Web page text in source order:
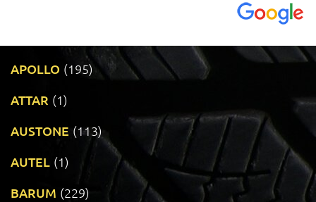
APOLLO (195)
ATTAR (1)
AUSTONE (113)
AUTEL (1)
BARUM (229)